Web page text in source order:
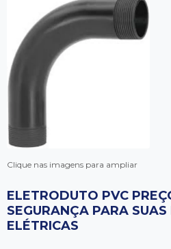
Clique nas imagens para ampliar
ELETRODUTO PVC
SEGURANÇA PARA
ELÉTRICAS